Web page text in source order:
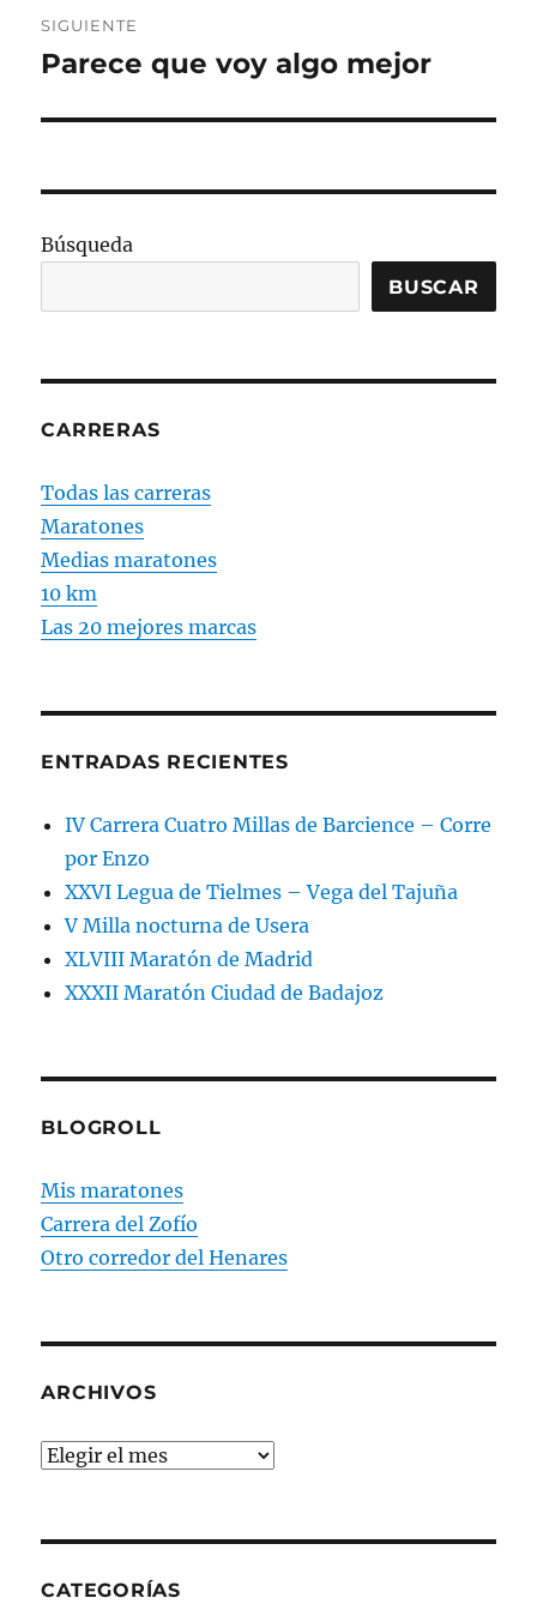
SIGUIENTE
Entrada
Parece que voy algo mejor
Búsqueda
BUSCAR
CARRERAS
Todas las carreras
Maratones
Medias maratones
10 km
Las 20 mejores marcas
ENTRADAS RECIENTES
IV Carrera Cuatro Millas de Barcience – Corre
por Enzo
XXVI Legua de Tielmes – Vega del Tajuña
V Milla nocturna de Usera
XLVIII Maratón de Madrid
XXXII Maratón Ciudad de Badajoz
BLOGROLL
Mis maratones
Carrera del Zofío
Otro corredor del Henares
ARCHIVOS
Archivos
CATEGORÍAS